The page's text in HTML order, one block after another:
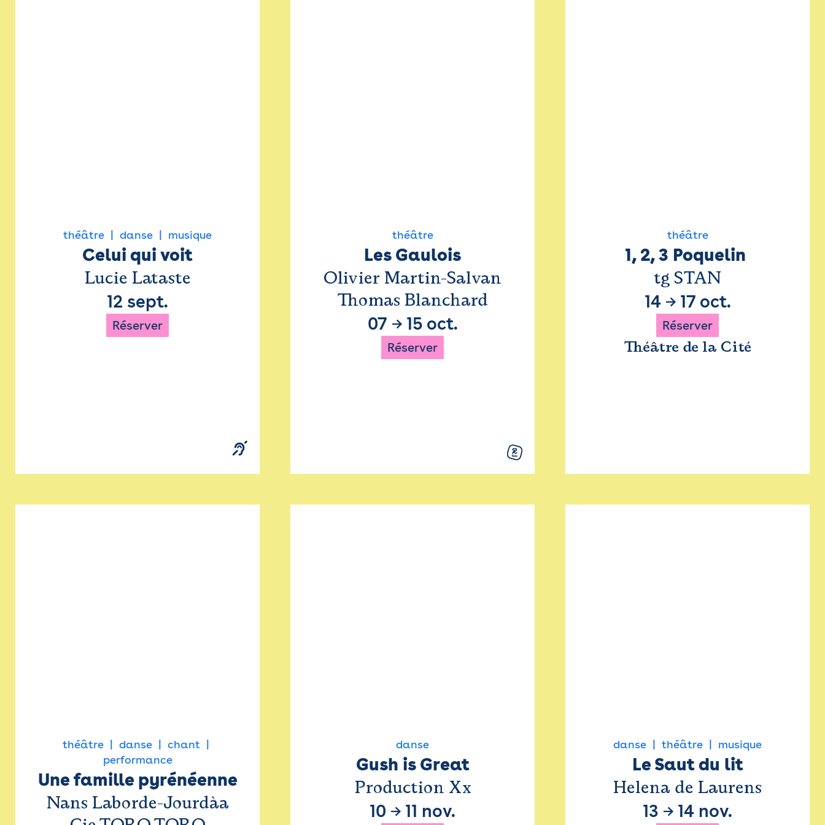
théâtre danse musique
Celui qui voit
Lucie Lataste
12 sept.
Réserver
théâtre
Les Gaulois
Olivier Martin-Salvan
Thomas Blanchard
07 → 15 oct.
Réserver
théâtre
1, 2, 3 Poquelin
tg STAN
14→ 17 oct.
Réserver
Théâtre de la Cité
théâtre danse
chant
performance
Une famille pyrénéenne
Nans Laborde-Jourdàa
danse
Gush is Great
Production Xx
10 → 11 nov.
danse théâtre musique
Le Saut du lit
Helena de Laurens
13 → 14 nov.